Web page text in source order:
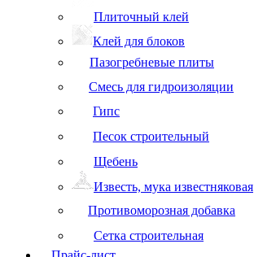
Плиточный клей
Клей для блоков
Пазогребневые плиты
Смесь для гидроизоляции
Гипс
Песок строительный
Щебень
Известь, мука известняковая
Противоморозная добавка
Сетка строительная